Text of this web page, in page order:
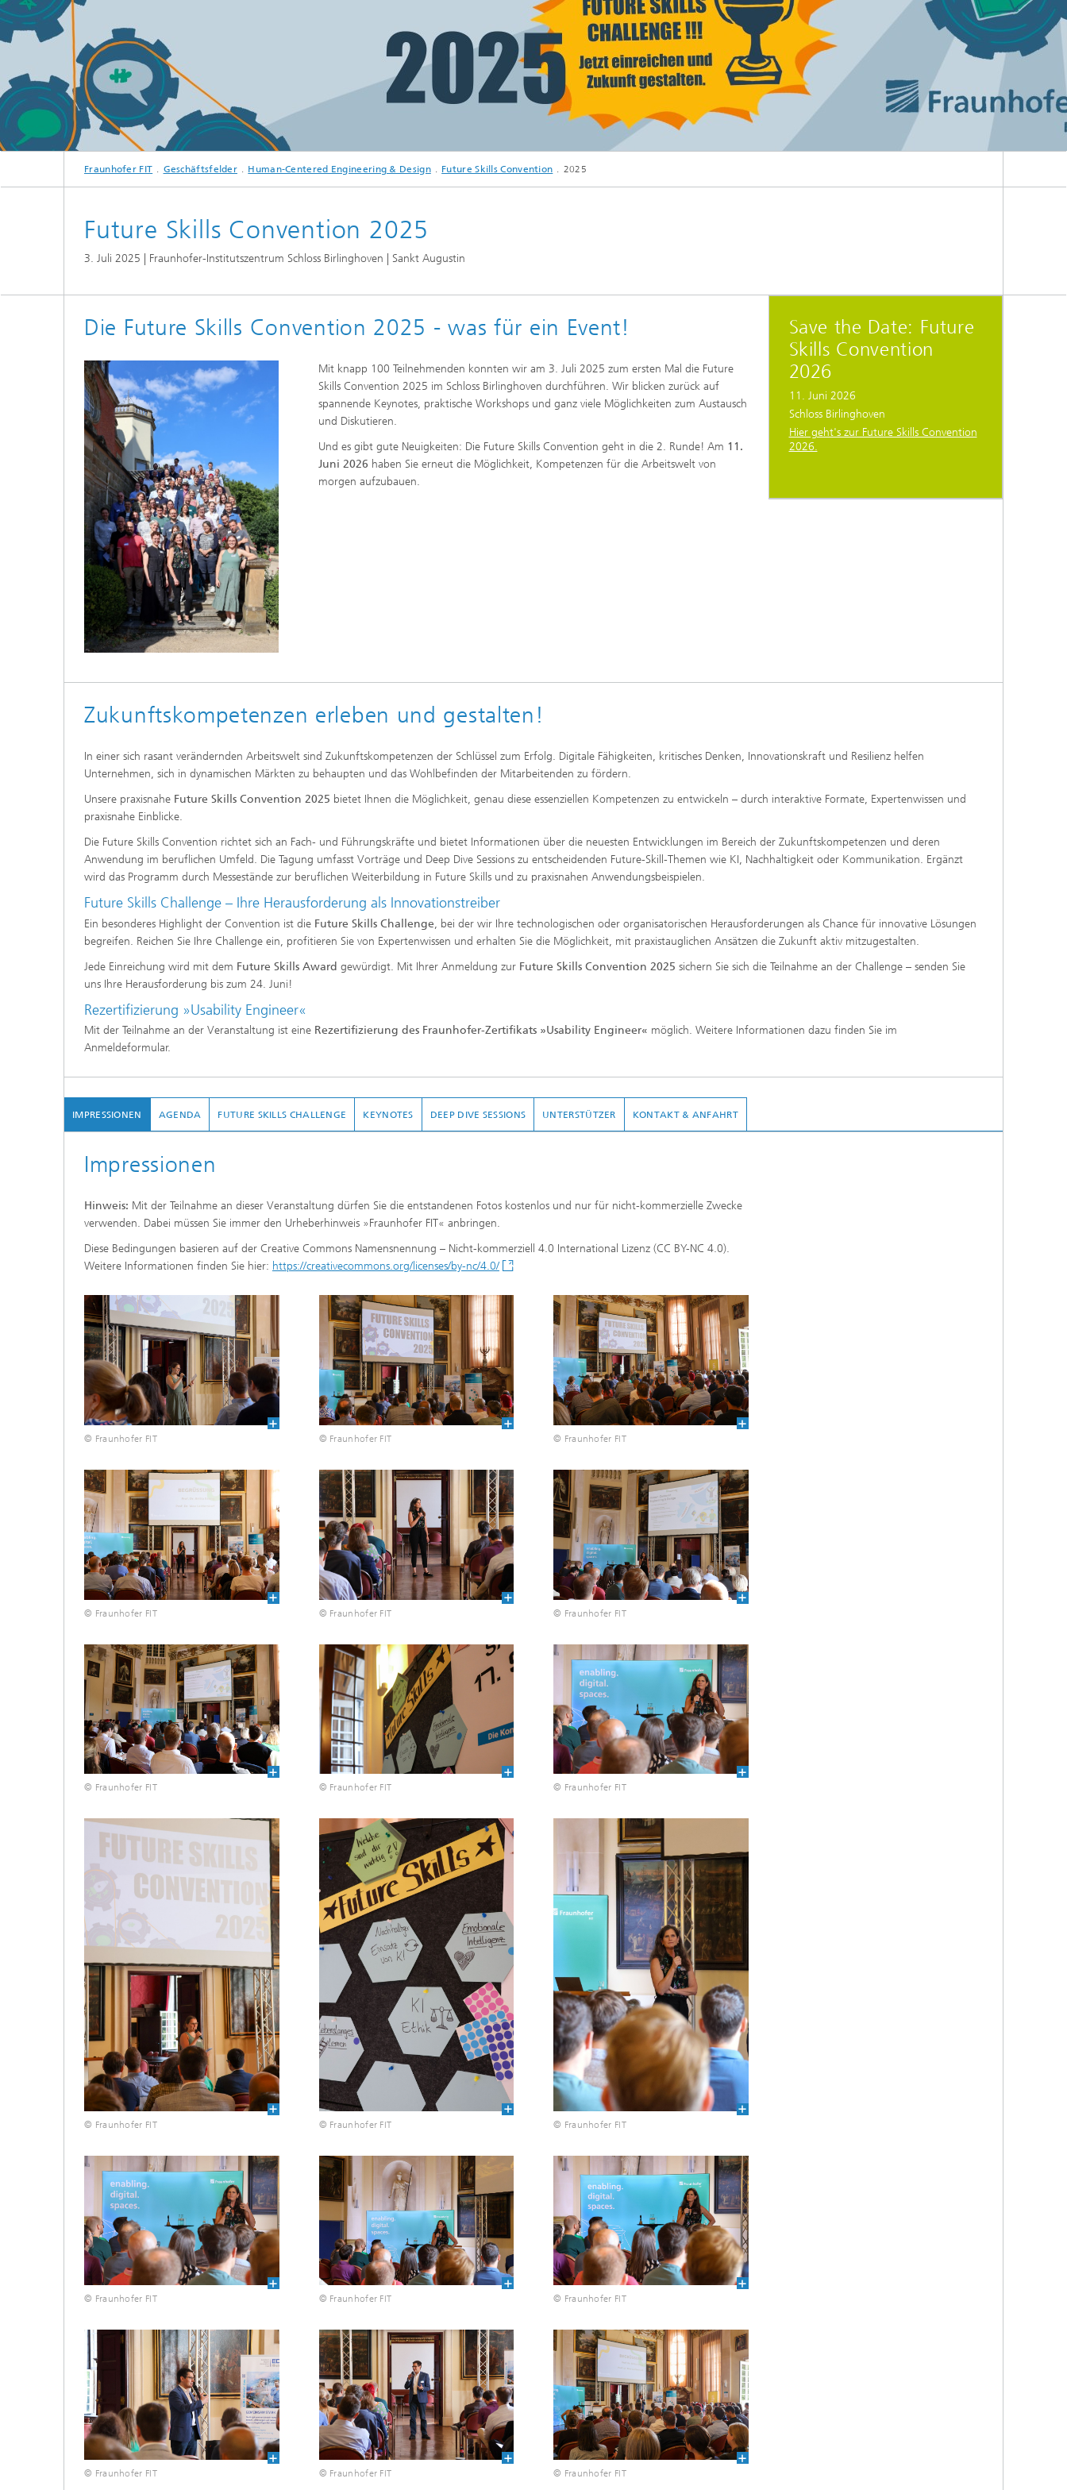
Berufliche Weiterbildungen &
Future Skills Convention
Forschung
Fraunhofer FIT Geschäftsfelder Human-Centered Engineering & Design Future Skills Convention 2025
Future Skills Convention 2025
3. Juli 2025 | Fraunhofer-Institutszentrum Schloss Birlinghoven | Sankt Augustin
Die Future Skills Convention 2025 - was für ein Event!
Mit knapp 100 Teilnehmenden konnten wir am 3. Juli 2025 zum ersten Mal die Future
Skills Convention 2025 im Schloss Birlinghoven durchführen. Wir blicken zurück auf
spannende Keynotes, praktische Workshops und ganz viele Möglichkeiten zum Austausch
und Diskutieren.
Und es gibt gute Neuigkeiten: Die Future Skills Convention geht in die 2. Runde! Am 11.
Juni 2026 haben Sie erneut die Möglichkeit, Kompetenzen für die Arbeitswelt von
morgen aufzubauen.
Save the Date: Future
Skills Convention
2026
11. Juni 2026
Schloss Birlinghoven
Hier geht's zur Future Skills Convention
2026.
Zukunftskompetenzen erleben und gestalten!
In einer sich rasant verändernden Arbeitswelt sind Zukunftskompetenzen der Schlüssel zum Erfolg. Digitale Fähigkeiten, kritisches Denken, Innovationskraft und Resilienz helfen
Unternehmen, sich in dynamischen Märkten zu behaupten und das Wohlbefinden der Mitarbeitenden zu fördern.
Unsere praxisnahe Future Skills Convention 2025 bietet Ihnen die Möglichkeit, genau diese essenziellen Kompetenzen zu entwickeln – durch interaktive Formate, Expertenwissen und
praxisnahe Einblicke.
Die Future Skills Convention richtet sich an Fach- und Führungskräfte und bietet Informationen über die neuesten Entwicklungen im Bereich der Zukunftskompetenzen und deren
Anwendung im beruflichen Umfeld. Die Tagung umfasst Vorträge und Deep Dive Sessions zu entscheidenden Future-Skill-Themen wie KI, Nachhaltigkeit oder Kommunikation. Ergänzt
wird das Programm durch Messestände zur beruflichen Weiterbildung in Future Skills und zu praxisnahen Anwendungsbeispielen.
Future Skills Challenge – Ihre Herausforderung als Innovationstreiber
Ein besonderes Highlight der Convention ist die Future Skills Challenge, bei der wir Ihre technologischen oder organisatorischen Herausforderungen als Chance für innovative Lösungen
begreifen. Reichen Sie Ihre Challenge ein, profitieren Sie von Expertenwissen und erhalten Sie die Möglichkeit, mit praxistauglichen Ansätzen die Zukunft aktiv mitzugestalten.
Jede Einreichung wird mit dem Future Skills Award gewürdigt. Mit Ihrer Anmeldung zur Future Skills Convention 2025 sichern Sie sich die Teilnahme an der Challenge – senden Sie
uns Ihre Herausforderung bis zum 24. Juni!
Rezertifizierung »Usability Engineer«
Mit der Teilnahme an der Veranstaltung ist eine Rezertifizierung des Fraunhofer-Zertifikats »Usability Engineer« möglich. Weitere Informationen dazu finden Sie im
Anmeldeformular.
IMPRESSIONEN
Impressionen
Hinweis: Mit der Teilnahme an dieser Veranstaltung dürfen Sie die entstandenen Fotos kostenlos und nur für nicht-kommerzielle Zwecke
verwenden. Dabei müssen Sie immer den Urheberhinweis »Fraunhofer FIT« anbringen.
Diese Bedingungen basieren auf der Creative Commons Namensnennung – Nicht-kommerziell 4.0 International Lizenz (CC BY-NC 4.0).
Weitere Informationen finden Sie hier: https://creativecommons.org/licenses/by-nc/4.0/
© Fraunhofer FIT © Fraunhofer FIT © Fraunhofer FIT
© Fraunhofer FIT © Fraunhofer FIT © Fraunhofer FIT
© Fraunhofer FIT © Fraunhofer FIT © Fraunhofer FIT
© Fraunhofer FIT © Fraunhofer FIT © Fraunhofer FIT
© Fraunhofer FIT © Fraunhofer FIT © Fraunhofer FIT
© Fraunhofer FIT © Fraunhofer FIT © Fraunhofer FIT
AGENDA FUTURE SKILLS CHALLENGE KEYNOTES DEEP DIVE SESSIONS UNTERSTÜTZER KONTAKT & ANFAHRT